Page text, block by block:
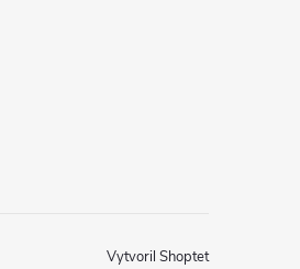
Vytvoril Shoptet